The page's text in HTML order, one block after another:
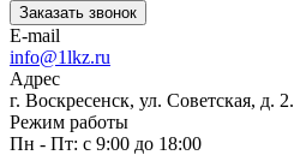
Заказать звонок
E-mail
info@1lkz.ru
Адрес
г. Воскресенск, ул. Советская, д. 2.
Режим работы
Пн - Пт: с 9:00 до 18:00